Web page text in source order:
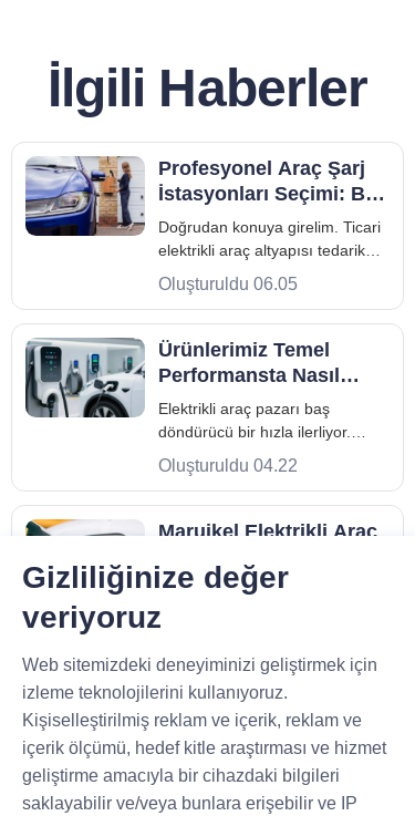
İlgili Haberler
Profesyonel Araç Şarj
İstasyonları Seçimi: Bir
Alıcı Rehberi
Doğrudan konuya girelim. Ticari
elektrikli araç altyapısı tedarik
etmek ofis mobilyası satın almak
gibi değildir. Önümüzdeki on yıl
boyunca sahanızın operasyonel
akışını belirleyecek yüksek
voltajlı endüstriyel ekipmanlara
yanlış yaparsanız
Oluşturuldu 06.05
Ürünlerimiz Temel
Performansta Nasıl
Farklılaşıyor?
Elektrikli araç pazarı baş
döndürücü bir hızla ilerliyor.
Avrupa ve Asya genelinde
yollara daha fazla elektrikli araç
çıktıkça, güvenilir ve yüksek
performanslı şarj altyapısına
yüksek seviyesine ulaştı. En iyi
evse gücü için piyasadaysanız
Oluşturuldu 04.22
Maruikel Elektrikli Araç
Adımlı Sorun Giderme
Elektrikli araçların (EV) artan
popülaritesiyle birlikte, şarj
yükselmektedir. Ancak, şarj
modülleri uzun süreli
kullanımdan sonra bazı arızalar
ve hasarlarla karşılaşabilir. Bu
bağlamda, kullanıcılar bu
durumları nasıl belirlemeli ve
bunlarla nasıl başa çıkmalıdır?
İletişim
Gizliliğinize değer
veriyoruz
Web sitemizdeki deneyiminizi geliştirmek için
izleme teknolojilerini kullanıyoruz.
Kişiselleştirilmiş reklam ve içerik, reklam ve
içerik ölçümü, hedef kitle araştırması ve hizmet
geliştirme amacıyla bir cihazdaki bilgileri
saklayabilir ve/veya bunlara erişebilir ve IP